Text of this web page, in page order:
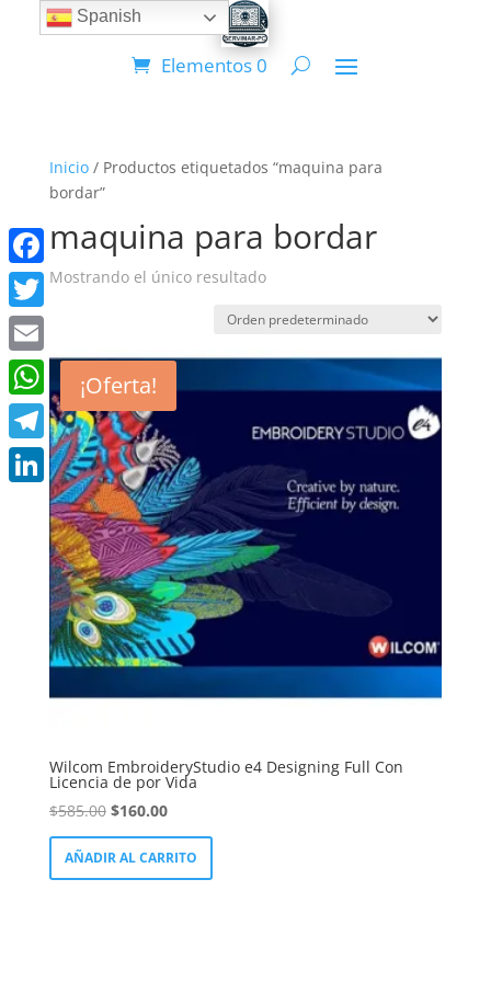
Elementos 0
Inicio/ Productos etiquetados “maquina para
bordar”
maquina para bordar
Mostrando el único resultado
¡Oferta!
Wilcom EmbroideryStudio e4 Designing Full Con
Licencia de por Vida
$585.00 El
precio
original
era:
$160.00El
precio
actual
es:
AÑADIR AL CARRITO
Facebook
Twitter
Email
WhatsApp
Telegram
LinkedIn
Spanish